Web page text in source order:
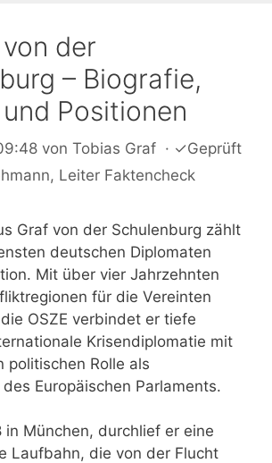
der
– Biografie,
Positionen
von Tobias Graf · ✓Geprüft
, Leiter Faktencheck
Graf von der Schulenburg zählt
deutschen Diplomaten
Mit über vier Jahrzehnten
für die Vereinten
OSZE verbindet er tiefe
Krisendiplomatie mit
politischen Rolle als
Europäischen Parlaments.
in München, durchlief er eine
Laufbahn, die von der Flucht